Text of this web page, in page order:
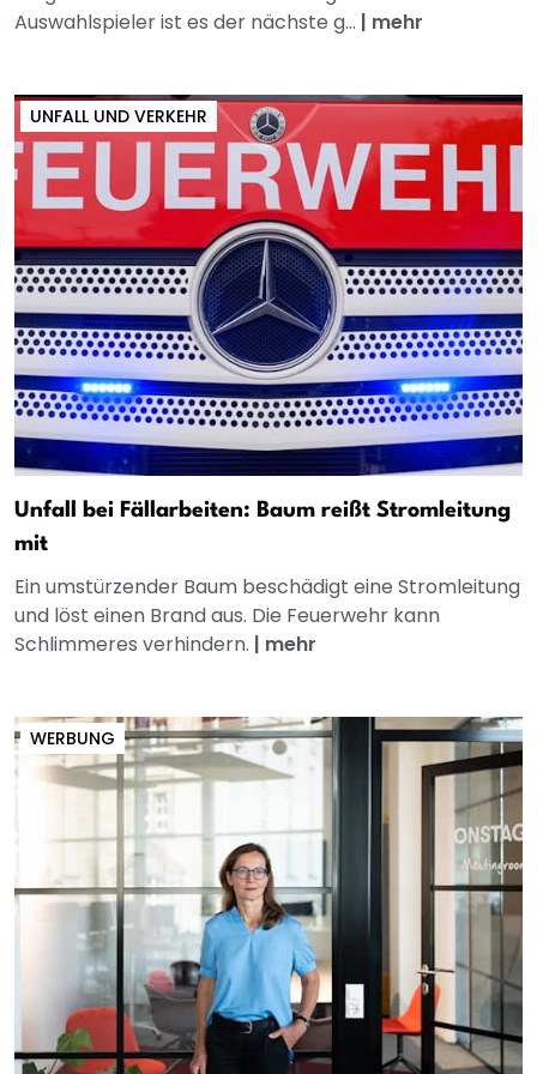
Auswahlspieler ist es der nächste g... | mehr
UNFALL UND VERKEHR
Unfall bei Fällarbeiten: Baum reißt Stromleitung
mit
Ein umstürzender Baum beschädigt eine Stromleitung
und löst einen Brand aus. Die Feuerwehr kann
Schlimmeres verhindern. | mehr
WERBUNG